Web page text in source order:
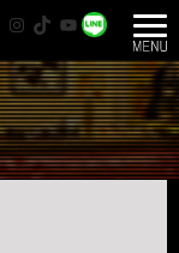
Instagram
TikTok
YouTube
WhatsApp